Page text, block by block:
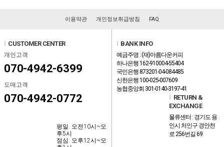
이용약관 개인정보취급방침 FAQ
l CUSTOMER CENTER
개인고객
070-4942-6399
도매고객
070-4942-0772
평일: 오전10시~오
후5시
점심: 오후12시~오
l BANK INFO
예금주명 : (재)아름다운커피
하나은행 162-910004-55404
국민은행 873201-04-084485
신한은행 100-025-007609
농협중앙회 301-0140-3197-41
l RETURN &
EXCHANGE
물류센터 : 경기도 용
인시 처인구 경안천
로 256번길 69